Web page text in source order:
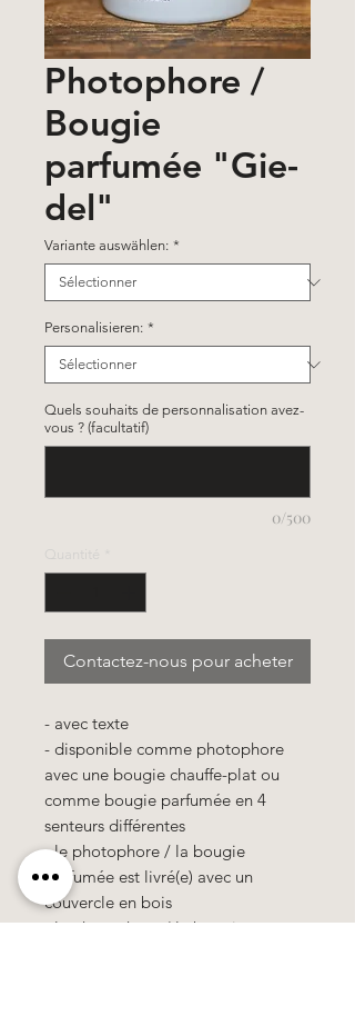
Photophore /
Bougie
parfumée "Gie-
del"
Variante auswählen: *
Personalisieren: *
Quels souhaits de personnalisation avez-
vous ? (facultatif)
0/500
Quantité
Contactez-nous pour acheter
- avec texte
- disponible comme photophore
avec une bougie chauffe-plat ou
comme bougie parfumée en 4
senteurs différentes
- le photophore / la bougie
parfumée est livré(e) avec un
couvercle en bois
- le photophore / la bougie